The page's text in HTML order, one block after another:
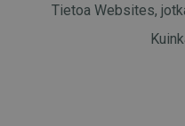
Tietoa Websites,